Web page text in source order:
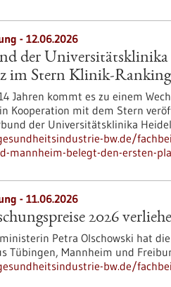
- 12.06.2026
der
im Stern Klinik-Ranking
Jahren kommt es zu einem
Kooperation mit dem Stern
der Universitätsklinika
bw.de/
mannheim-belegt-den-ersten-
- 11.06.2026
2026
Petra Olschowski hat
Tübingen, Mannheim und
bw.de/